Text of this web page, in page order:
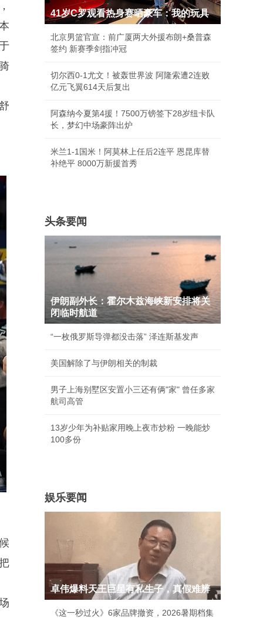
41岁C罗观看热身赛晒豪车：我的玩具
北京男篮官宣：前广厦两大外援布朗+桑普森
签约 新赛季剑指冲冠
切尔西0-1尤文！被轰世界波 阿隆索遭2连败
亿元飞翼614天后复出
阿森纳今夏第4援！7500万镑签下28岁纽卡队
长，梦幻中场豪阵出炉
米兰1-1国米！阿莫林上任后2连平 恩昆库替
补绝平 8000万新援首秀
头条要闻
伊朗副外长：霍尔木兹海峡新安排将关
闭临时航道
“一枚俄罗斯导弹都没击落” 泽连斯基发声
美国解除了与伊朗相关的制裁
男子上海别墅区安置小三还有俩"家" 曾任多家
航司高管
13岁少年为补贴家用晚上夜市炒粉 一晚能炒
100多份
娱乐要闻
卓伟爆料天王巨星有私生子，真假难辨
《这一秒过火》6家品牌撤资，2026暑期档集